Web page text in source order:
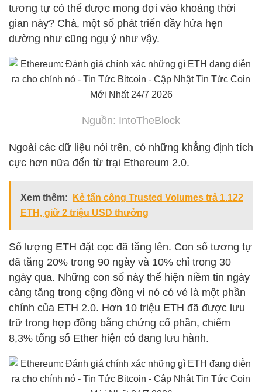
tương tự có thể được mong đợi vào khoảng thời
gian này? Chà, một số phát triển đầy hứa hẹn
dường như cũng ngụ ý như vậy.
Nguồn: IntoTheBlock
Ngoài các dữ liệu nói trên, có những khẳng định tích
cực hơn nữa đến từ trại Ethereum 2.0.
Xem thêm:
Kẻ tấn công Trusted Volumes trả 1.122
ETH, giữ 2 triệu USD thưởng
Số lượng ETH đặt cọc đã tăng lên. Con số tương tự
đã tăng 20% ​​trong 90 ngày và 10% chỉ trong 30
ngày qua. Những con số này thể hiện niềm tin ngày
càng tăng trong cộng đồng vì nó có vẻ là một phần
chính của ETH 2.0. Hơn 10 triệu ETH đã được lưu
trữ trong hợp đồng bằng chứng cổ phần, chiếm
8,3% tổng số Ether hiện có đang lưu hành.